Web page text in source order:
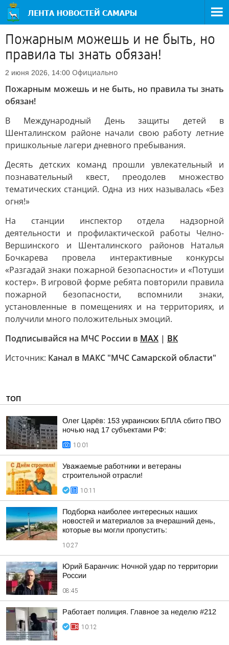
Пожарным можешь и не быть, но
правила ты знать обязан!
2 июня 2026, 14:00 Официально
Пожарным можешь и не быть, но правила ты знать
обязан!
В Международный День защиты детей в
Шенталинском районе начали свою работу летние
пришкольные лагери дневного пребывания.
Десять детских команд прошли увлекательный и
познавательный квест, преодолев множество
тематических станций. Одна из них называлась «Без
огня!»
На станции инспектор отдела надзорной
деятельности и профилактической работы Челно-
Вершинского и Шенталинского районов Наталья
Бочкарева провела интерактивные конкурсы
«Разгадай знаки пожарной безопасности» и «Потуши
костер». В игровой форме ребята повторили правила
пожарной безопасности, вспомнили знаки,
установленные в помещениях и на территориях, и
получили много положительных эмоций.
Подписывайся на МЧС России в MAX | ВК
Источник: Канал в МАКС "МЧС Самарской области"
ТОП
Олег Царёв: 153 украинских БПЛА сбито ПВО
ночью над 17 субъектами РФ:
10:01
Уважаемые работники и ветераны
строительной отрасли!
10:11
Подборка наиболее интересных наших
новостей и материалов за вчерашний день,
которые вы могли пропустить:
10:27
Юрий Баранчик: Ночной удар по территории
России
08:45
Работает полиция. Главное за неделю #212
10:12